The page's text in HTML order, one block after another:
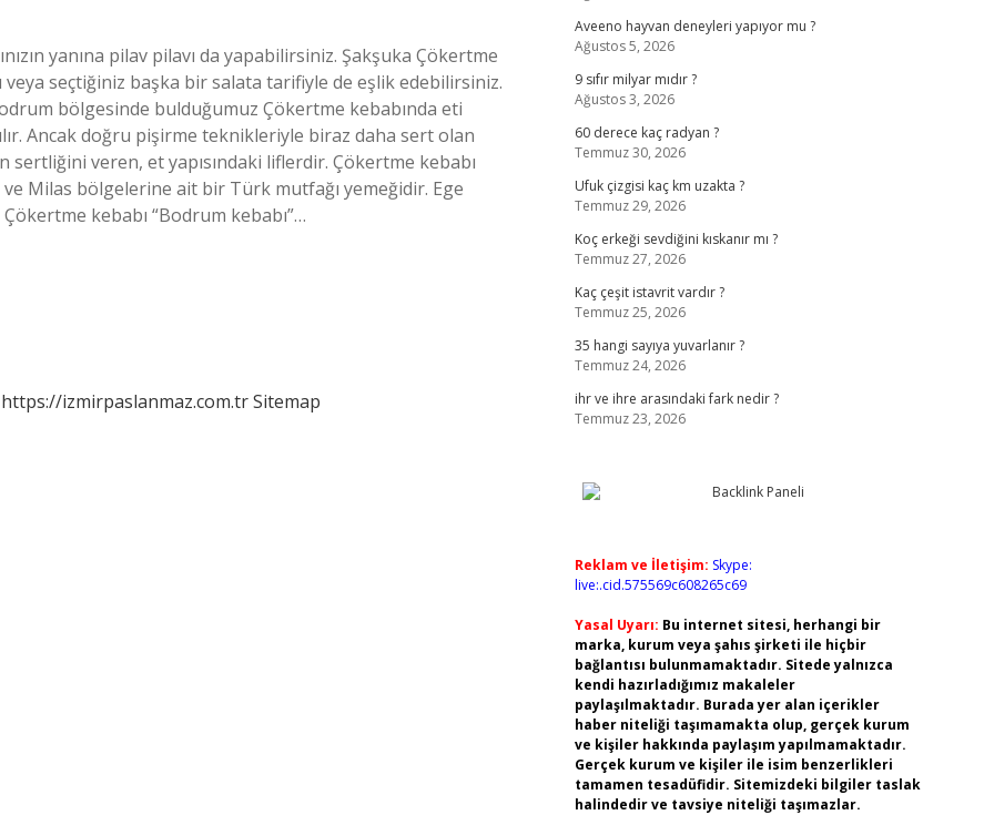
yanına pilav pilavı da yapabilirsiniz. Şakşuka Çökertme
veya seçtiğiniz başka bir salata tarifiyle de eşlik edebilirsiniz.
bölgesinde bulduğumuz Çökertme kebabında eti
Ancak doğru pişirme teknikleriyle biraz daha sert olan
veren, et yapısındaki liflerdir. Çökertme kebabı
Milas bölgelerine ait bir Türk mutfağı yemeğidir. Ege
kebabı “Bodrum kebabı”…
https://izmirpaslanmaz.com.trSitemap
Aveeno hayvan deneyleri yapıyor mu ?
Ağustos 5, 2026
9 sıfır milyar mıdır ?
Ağustos 3, 2026
60 derece kaç radyan ?
Temmuz 30, 2026
Ufuk çizgisi kaç km uzakta ?
Temmuz 29, 2026
Koç erkeği sevdiğini kıskanır mı ?
Temmuz 27, 2026
Kaç çeşit istavrit vardır ?
Temmuz 25, 2026
35 hangi sayıya yuvarlanır ?
Temmuz 24, 2026
ihr ve ihre arasındaki fark nedir ?
Temmuz 23, 2026
Reklam ve İletişim: Skype:
live:.cid.575569c608265c69
Yasal Uyarı: Bu internet sitesi, herhangi bir
marka, kurum veya şahıs şirketi ile hiçbir
bağlantısı bulunmamaktadır. Sitede yalnızca
kendi hazırladığımız makaleler
paylaşılmaktadır. Burada yer alan içerikler
haber niteliği taşımamakta olup, gerçek kurum
ve kişiler hakkında paylaşım yapılmamaktadır.
Gerçek kurum ve kişiler ile isim benzerlikleri
tamamen tesadüfidir. Sitemizdeki bilgiler taslak
halindedir ve tavsiye niteliği taşımazlar.